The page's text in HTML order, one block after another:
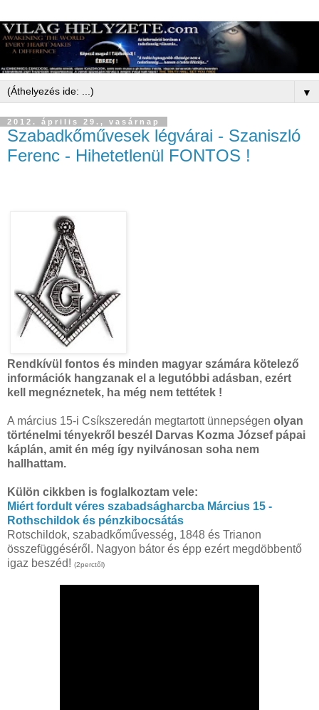
▼
2012. április 29., vasárnap
Szabadkőművesek légvárai - Szaniszló
Ferenc - Hihetetlenül FONTOS !
Rendkívül fontos és minden magyar számára kötelező
információk hangzanak el a legutóbbi adásban, ezért
kell megnéznetek, ha még nem tettétek !
A március 15-i Csíkszeredán megtartott ünnepségen olyan
történelmi tényekről beszél Darvas Kozma József pápai
káplán, amit én még így nyilvánosan soha nem
hallhattam.
Külön cikkben is foglalkoztam vele:
Miért fordult véres szabadságharcba Március 15 -
Rothschildok és pénzkibocsátás
Rotschildok, szabadkőművesség, 1848 és Trianon
összefüggéséről. Nagyon bátor és épp ezért megdöbbentő
igaz beszéd! (2perctől)